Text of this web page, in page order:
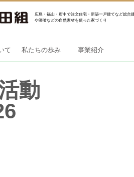
広島・福山・府中で注文住宅・新築一戸建てなど総合
や漆喰などの自然素材を使った家づくり
て 私たちの歩み 事業紹介
動